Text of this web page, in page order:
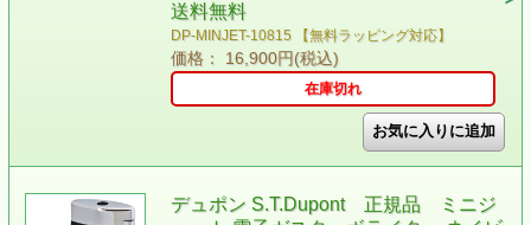
送料無料
DP-MINJET-10815 【無料ラッピング対応】
価格： 16,900円(税込)
在庫切れ
デュポン S.T.Dupont 正規品 ミニジ